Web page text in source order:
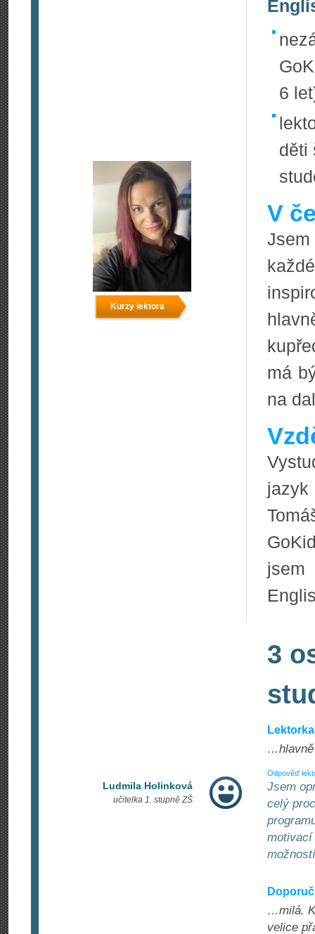
Kurzy lektora
6
děti
V
má
na
3
Ludmila Holinková
učitelka 1. stupně ZŠ
…hlavně
Odpověď
Jsem
celý
motivací
…milá.
velice